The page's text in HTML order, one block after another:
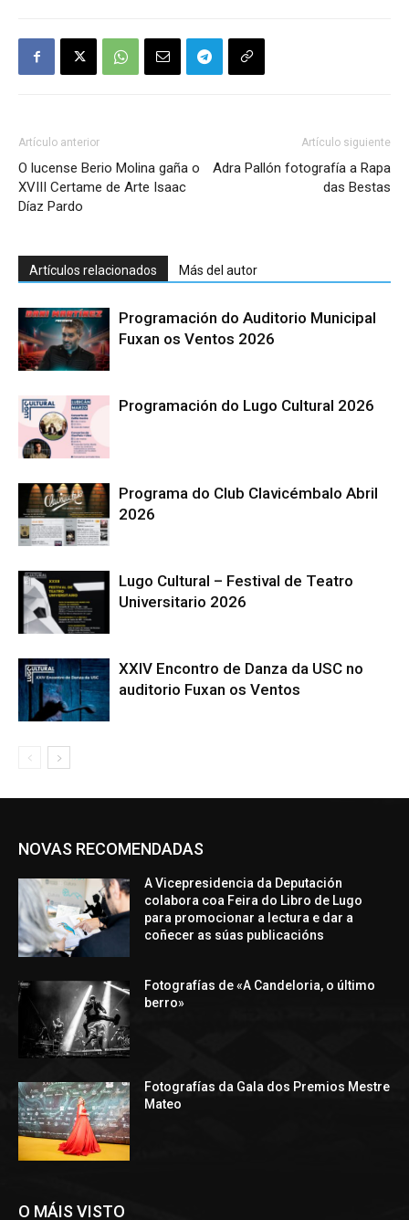
Artículo anterior
O lucense Berio Molina gaña o
XVIII Certame de Arte Isaac
Díaz Pardo
Artículo siguiente
Adra Pallón fotografía a Rapa
das Bestas
Artículos relacionados Más del autor
Programación do Auditorio Municipal
Fuxan os Ventos 2026
Programación do Lugo Cultural 2026
Programa do Club Clavicémbalo Abril
2026
Lugo Cultural – Festival de Teatro
Universitario 2026
XXIV Encontro de Danza da USC no
auditorio Fuxan os Ventos
NOVAS RECOMENDADAS
A Vicepresidencia da Deputación
colabora coa Feira do Libro de Lugo
para promocionar a lectura e dar a
coñecer as súas publicacións
Fotografías de «A Candeloria, o último
berro»
Fotografías da Gala dos Premios Mestre
Mateo
O MÁIS VISTO